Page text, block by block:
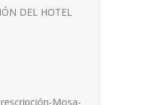
DEL HOTEL